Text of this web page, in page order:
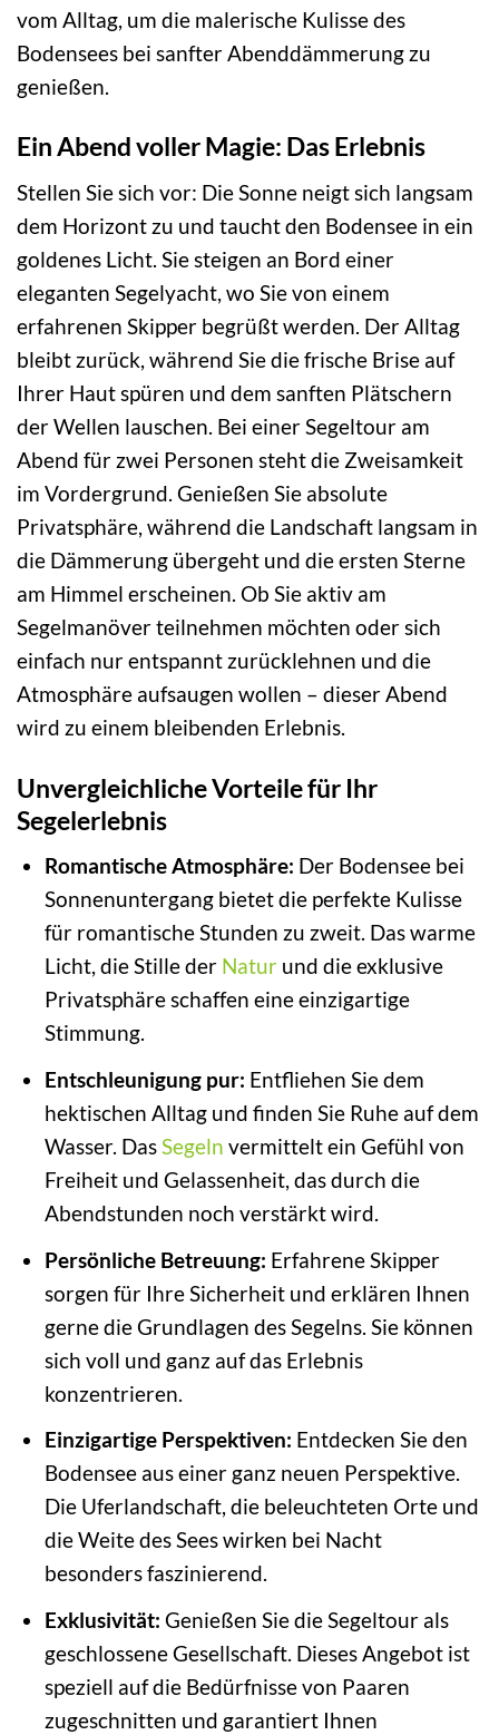
vom Alltag, um die malerische Kulisse des
Bodensees bei sanfter Abenddämmerung zu
genießen.
Ein Abend voller Magie: Das Erlebnis
Stellen Sie sich vor: Die Sonne neigt sich langsam
dem Horizont zu und taucht den Bodensee in ein
goldenes Licht. Sie steigen an Bord einer
eleganten Segelyacht, wo Sie von einem
erfahrenen Skipper begrüßt werden. Der Alltag
bleibt zurück, während Sie die frische Brise auf
Ihrer Haut spüren und dem sanften Plätschern
der Wellen lauschen. Bei einer Segeltour am
Abend für zwei Personen steht die Zweisamkeit
im Vordergrund. Genießen Sie absolute
Privatsphäre, während die Landschaft langsam in
die Dämmerung übergeht und die ersten Sterne
am Himmel erscheinen. Ob Sie aktiv am
Segelmanöver teilnehmen möchten oder sich
einfach nur entspannt zurücklehnen und die
Atmosphäre aufsaugen wollen – dieser Abend
wird zu einem bleibenden Erlebnis.
Unvergleichliche Vorteile für Ihr
Segelerlebnis
Romantische Atmosphäre: Der Bodensee bei
Sonnenuntergang bietet die perfekte Kulisse
für romantische Stunden zu zweit. Das warme
Licht, die Stille der Naturund die exklusive
Privatsphäre schaffen eine einzigartige
Stimmung.
Entschleunigung pur: Entfliehen Sie dem
hektischen Alltag und finden Sie Ruhe auf dem
Wasser. DasSegeln vermittelt ein Gefühl von
Freiheit und Gelassenheit, das durch die
Abendstunden noch verstärkt wird.
Persönliche Betreuung: Erfahrene Skipper
sorgen für Ihre Sicherheit und erklären Ihnen
gerne die Grundlagen des Segelns. Sie können
sich voll und ganz auf das Erlebnis
konzentrieren.
Einzigartige Perspektiven: Entdecken Sie den
Bodensee aus einer ganz neuen Perspektive.
Die Uferlandschaft, die beleuchteten Orte und
die Weite des Sees wirken bei Nacht
besonders faszinierend.
Exklusivität: Genießen Sie die Segeltour als
geschlossene Gesellschaft. Dieses Angebot ist
speziell auf die Bedürfnisse von Paaren
zugeschnitten und garantiert Ihnen